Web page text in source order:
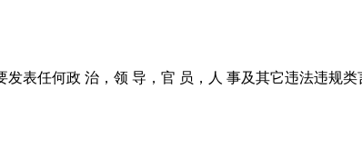
表任何政 治，领 导，官 员，人 事及其它违法违规